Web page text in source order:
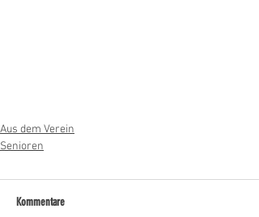
Aus dem Verein
Senioren
Kommentare